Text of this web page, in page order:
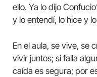
ello. Ya lo dijo
y lo entendí, lo hice y
En el aula, se vive, se
vivir juntos; si falla
caída es segura; por